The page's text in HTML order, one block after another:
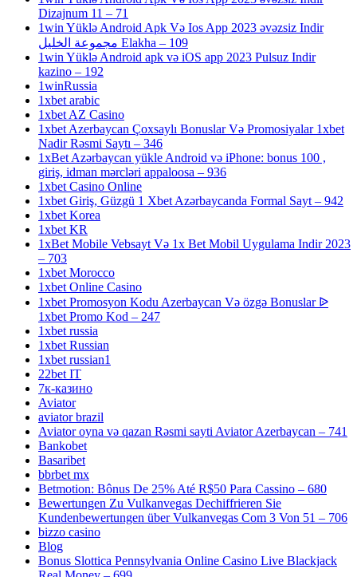
Dizajnum 11 – 71
1win Yüklə Android Apk Və Ios App 2023 əvəzsiz Indir
مجموعة الخليل Elakha – 109
1win Yüklə Android apk və iOS app 2023 Pulsuz Indir
kazino – 192
1winRussia
1xbet arabic
1xbet AZ Casino
1xbet Azerbaycan Çoxsaylı Bonuslar Və Promosiyalar 1xbet
Nadir Rəsmi Saytı – 346
1xBet Azərbaycan yükle Android və iPhone: bonus 100 ,
giriş, idman mərcləri appaloosa – 936
1xbet Casino Online
1xbet Giriş, Güzgü 1 Xbet Azərbaycanda Formal Sayt – 942
1xbet Korea
1xbet KR
1xBet Mobile Vebsayt Və 1x Bet Mobil Uygulama Indir 2023
– 703
1xbet Morocco
1xbet Online Casino
1xbet Promosyon Kodu Azerbaycan Və özgə Bonuslar ᐉ
1xbet Promo Kod – 247
1xbet russia
1xbet Russian
1xbet russian1
22bet IT
7к-казино
Aviator
aviator brazil
Aviator oyna və qazan Rəsmi sayti Aviator Azerbaycan – 741
Bankobet
Basaribet
bbrbet mx
Betmotion: Bônus De 25% Até R$50 Para Cassino – 680
Bewertungen Zu Vulkanvegas Dechiffrieren Sie
Kundenbewertungen über Vulkanvegas Com 3 Von 51 – 706
bizzo casino
Blog
Bonus Slottica Pennsylvania Online Casino Live Blackjack